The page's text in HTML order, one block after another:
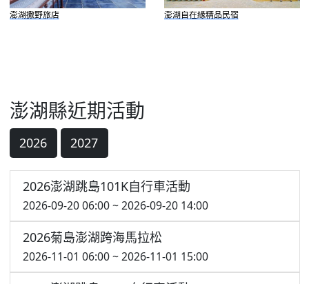
澎湖撒野旅店 澎湖自在緣精品民宿
澎湖縣近期活動
2026 2027
2026澎湖跳島101K自行車活動
2026-09-20 06:00 ~ 2026-09-20 14:00
2026菊島澎湖跨海馬拉松
2026-11-01 06:00 ~ 2026-11-01 15:00